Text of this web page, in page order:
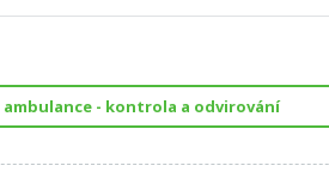
ambulance - kontrola a odvirování